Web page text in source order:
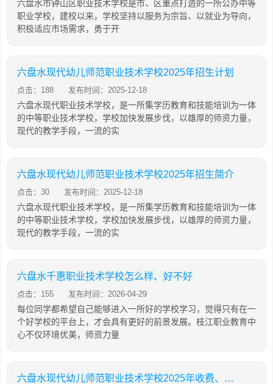
六盘水市钟山区职业技术学校是市、区重点打造的一所公办中等
职业学校，建校以来，学校坚持以服务为宗旨、以就业为导向，
积极适应市场需求，勇于开
六盘水现代幼儿师范职业技术学校2025年招生计划
点击：188 发布时间：2025-12-18
六盘水现代职业技术学校，是一所集学历教育和技能培训为一体
的中等职业技术学校，学校加快发展步伐，以雄厚的师资力量，
现代的教学手段，一流的实
六盘水现代幼儿师范职业技术学校2025年招生简介
点击：30 发布时间：2025-12-18
六盘水现代职业技术学校，是一所集学历教育和技能培训为一体
的中等职业技术学校，学校加快发展步伐，以雄厚的师资力量，
现代的教学手段，一流的实
六盘水千惠职业技术学校怎么样、好不好
点击：155 发布时间：2026-04-29
每位同学都希望自己能够进入一所好的学校学习，觉得只有在一
个好学校的平台上，才会具有更好的前景发展。枝江职业教育中
心不仅环境优美，师资力量
六盘水现代幼儿师范职业技术学校2025年收费、收费多少